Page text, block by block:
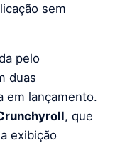
sem
pelo
duas
em lançamento.
, que
exibição